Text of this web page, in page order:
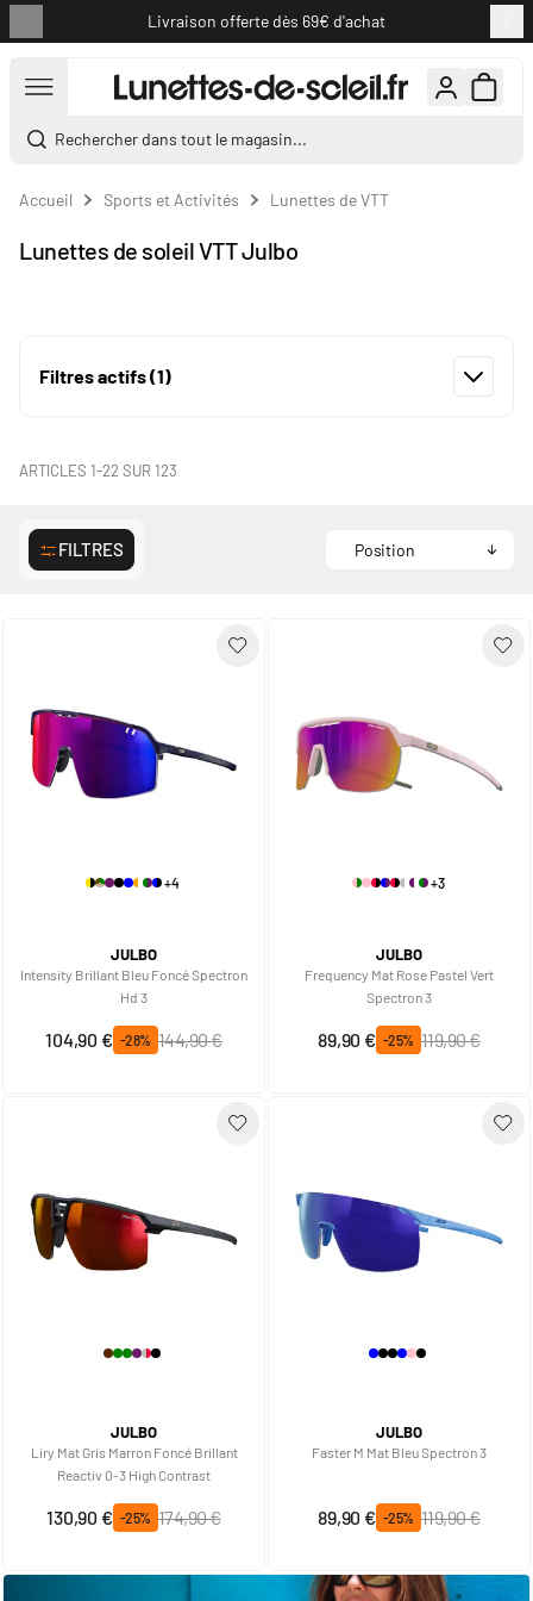
Livraison offerte dès 69€ d'achat
Rechercher dans tout le magasin...
Accueil Sports et Activités Lunettes de VTT
Lunettes de soleil VTT Julbo
Filtres actifs(1)
ARTICLES 1-22 SUR 123
FILTRES
+4
JULBO
Intensity Brillant Bleu Foncé Spectron
Hd 3
Prix spécial
104,90 € -28%
Prix normal
144,90 €
+3
JULBO
Frequency Mat Rose Pastel Vert
Spectron 3
Prix spécial
89,90 € -25%
Prix normal
119,90 €
JULBO
Liry Mat Gris Marron Foncé Brillant
Reactiv 0-3 High Contrast
Prix spécial
130,90 € -25%
Prix normal
174,90 €
JULBO
Faster M Mat Bleu Spectron 3
Prix spécial
89,90 € -25%
Prix normal
119,90 €